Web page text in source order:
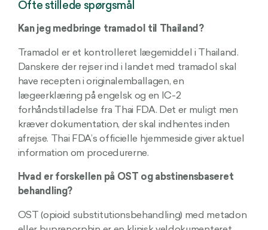
Ofte stillede spørgsmål
Kan jeg medbringe tramadol til Thailand?
Tramadol er et kontrolleret lægemiddel i Thailand.
Danskere der rejser ind i landet med tramadol skal
have recepten i originalemballagen, en
lægeerklæring på engelsk og en IC-2
forhåndstilladelse fra Thai FDA. Det er muligt men
kræver dokumentation, der skal indhentes inden
afrejse. Thai FDA’s officielle hjemmeside giver aktuel
information om procedurerne.
Hvad er forskellen på OST og abstinensbaseret
behandling?
OST (opioid substitutionsbehandling) med metadon